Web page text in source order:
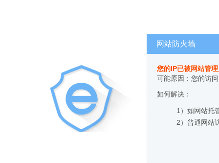
网站防火墙
您的IP已被网站管
可能原因：您的访
如何解决：
1）如网站托
2）普通网站